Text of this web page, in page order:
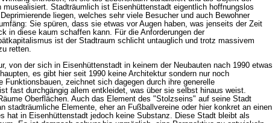
musealisiert. Stadträumlich ist Eisenhüttenstadt eigentlich hoffnungslos
liegen, welches sehr viele Besucher und auch Bewohner
Sie spüren, dass sie etwas vor Augen haben, was jenseits der Zeit
in diese kaum schaffen kann. Für die Anforderungen der
ist der Stadtraum schlicht untauglich und trotz massivem
retten.
von der sich in Eisenhüttenstadt in keinem der Neubauten nach 1990 etwas
es gibt hier seit 1990 keine Architektur sondern nur noch
Funktionsbauen, zeichnet sich dagegen durch ihre generelle
fast durchgängig allem entkleidet, was über sie selbst hinaus weist.
Oberflächen. Auch das Element des "Stolzseins" auf seine Stadt
stadträumliche Elemente, eher an Fußballvereine oder hier konkret an einen
hat in Eisenhüttenstadt jedoch keine Substanz. Diese Stadt bleibt als